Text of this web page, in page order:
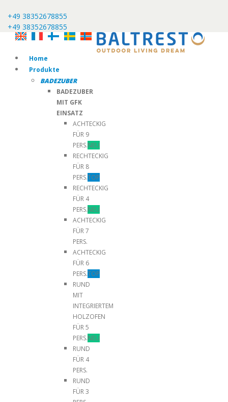
+49 38352678855
+49 38352678855
Home
Produkte
BADEZUBER
BADEZUBER
MIT GFK
EINSATZ
ACHTECKIG
FÜR 9
PERS.NEU
RECHTECKIG
FÜR 8
PERS.TOP
RECHTECKIG
FÜR 4
PERS.NEU
ACHTECKIG
FÜR 7
PERS.
ACHTECKIG
FÜR 6
PERS.TOP
RUND
MIT
INTEGRIERTEM
HOLZOFEN
FÜR 5
PERS.NEU
RUND
FÜR 4
PERS.
RUND
FÜR 3